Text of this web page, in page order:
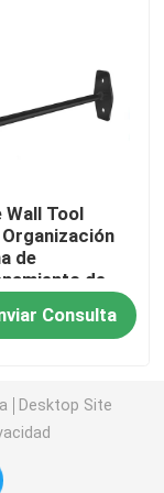
Wall Tool
de
de
ganchos
al carbono
Consulta
Desktop Site